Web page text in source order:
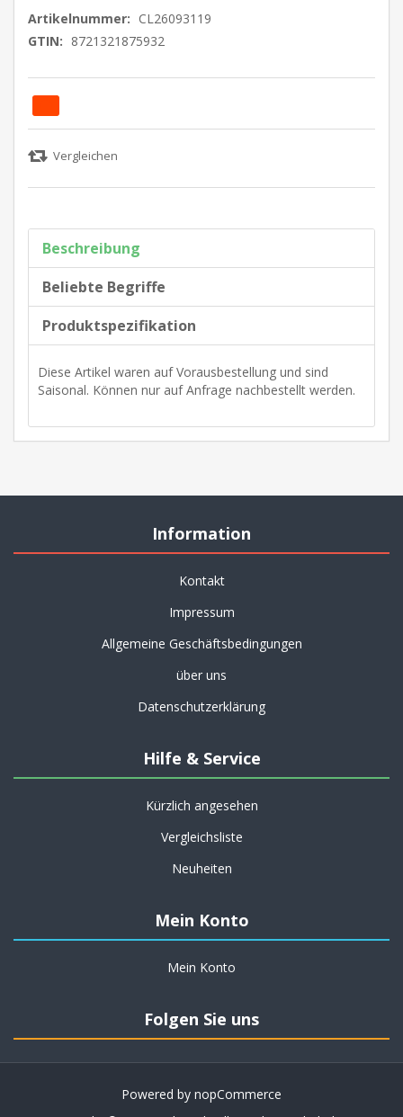
Artikelnummer: CL26093119
GTIN: 8721321875932
Beschreibung
Beliebte Begriffe
Produktspezifikation
Diese Artikel waren auf Vorausbestellung und sind
Saisonal. Können nur auf Anfrage nachbestellt werden.
Information
Kontakt
Impressum
Allgemeine Geschäftsbedingungen
über uns
Datenschutzerklärung
Hilfe & Service
Kürzlich angesehen
Vergleichsliste
Neuheiten
Mein Konto
Mein Konto
Folgen Sie uns
Powered by nopCommerce